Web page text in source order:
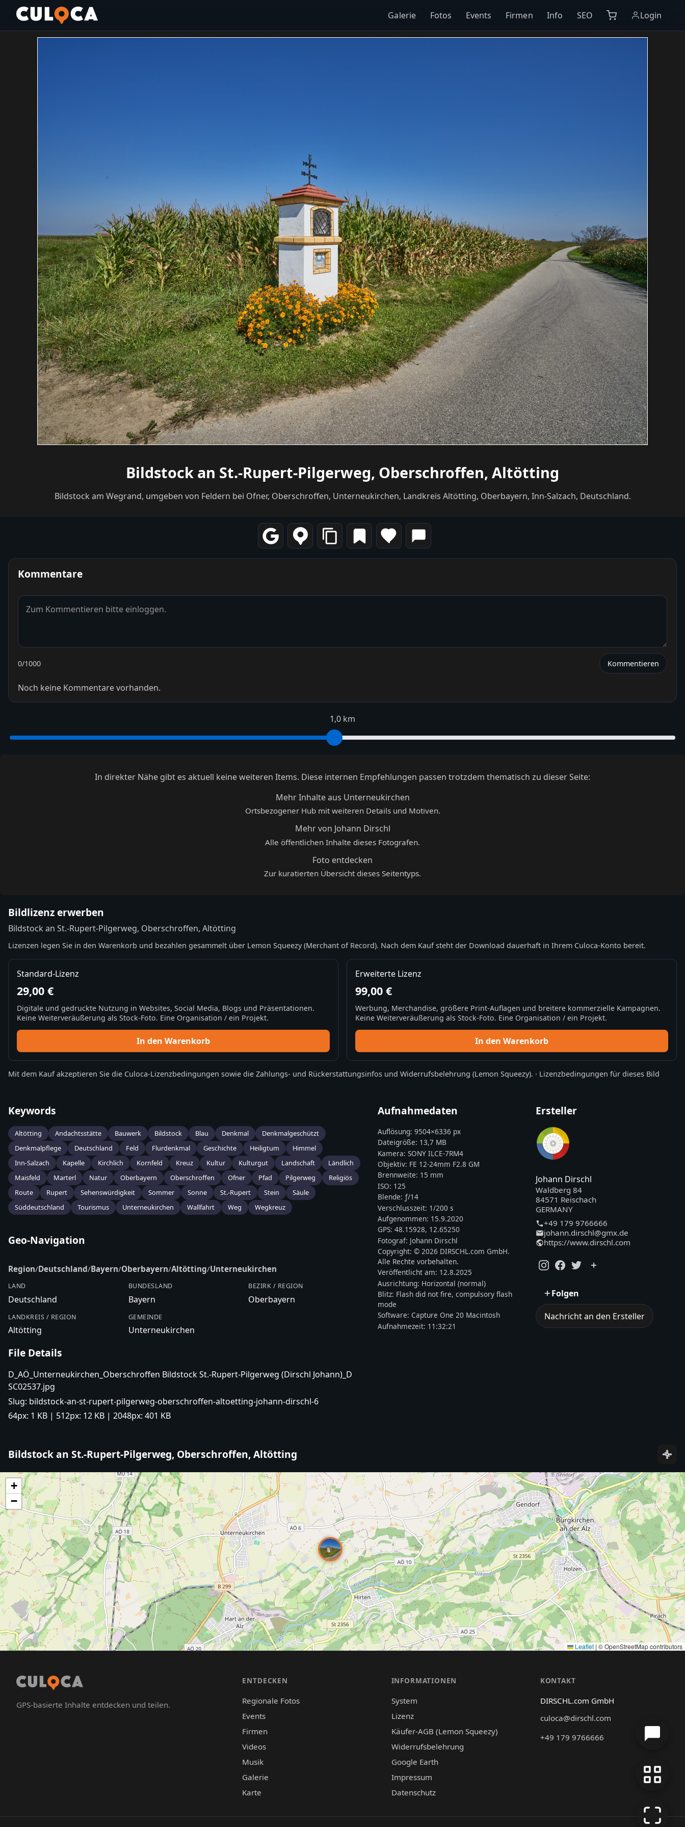
Galerie Fotos Events Firmen Info SEO Login
Bildstock an St.-Rupert-Pilgerweg, Oberschroffen, Altötting
Bildstock am Wegrand, umgeben von Feldern bei Ofner, Oberschroffen, Unterneukirchen, Landkreis Altötting, Oberbayern, Inn-Salzach, Deutschland.
Kommentare
0/1000 Kommentieren
Noch keine Kommentare vorhanden.
1,0 km
In direkter Nähe gibt es aktuell keine weiteren Items. Diese internen Empfehlungen passen trotzdem thematisch zu dieser Seite:
Mehr Inhalte aus Unterneukirchen
Ortsbezogener Hub mit weiteren Details und Motiven.
Mehr von Johann Dirschl
Alle öffentlichen Inhalte dieses Fotografen.
Foto entdecken
Zur kuratierten Übersicht dieses Seitentyps.
Bildlizenz erwerben
Bildstock an St.-Rupert-Pilgerweg, Oberschroffen, Altötting
Lizenzen legen Sie in den Warenkorb und bezahlen gesammelt über Lemon Squeezy (Merchant of Record). Nach dem Kauf steht der Download dauerhaft in Ihrem Culoca-Konto bereit.
Standard-Lizenz
29,00 €
Digitale und gedruckte Nutzung in Websites, Social Media, Blogs und Präsentationen.
Keine Weiterveräußerung als Stock-Foto. Eine Organisation / ein Projekt.
In den Warenkorb
Erweiterte Lizenz
99,00 €
Werbung, Merchandise, größere Print-Auflagen und breitere kommerzielle Kampagnen.
Keine Weiterveräußerung als Stock-Foto. Eine Organisation / ein Projekt.
In den Warenkorb
Mit dem Kauf akzeptieren Sie die Culoca-Lizenzbedingungen sowie die Zahlungs- und Rückerstattungsinfos und Widerrufsbelehrung (Lemon Squeezy). · Lizenzbedingungen für dieses Bild
Keywords
Altötting Andachtsstätte Bauwerk Bildstock Blau Denkmal
Denkmalgeschützt
Denkmalpflege
Deutschland Feld Flurdenkmal Geschichte Heiligtum
Himmel
Inn-Salzach
Kapelle Kirchlich Kornfeld Kreuz Kultur Kulturgut Landschaft
Ländlich
Maisfeld
Marterl Natur Oberbayern Oberschroffen Ofner Pfad Pilgerweg
Religiös
Route
Rupert Sehenswürdigkeit Sommer Sonne St.-Rupert Stein
Säule
Süddeutschland
Tourismus Unterneukirchen Wallfahrt Weg Wegkreuz
Geo-Navigation
Region/Deutschland/Bayern/Oberbayern/Altötting/Unterneukirchen
LAND
Deutschland
BUNDESLAND
Bayern
BEZIRK / REGION
Oberbayern
LANDKREIS / REGION
Altötting
GEMEINDE
Unterneukirchen
File Details
D_AÖ_Unterneukirchen_Oberschroffen Bildstock St.-Rupert-Pilgerweg (Dirschl Johann)_D
SC02537.jpg
Slug: bildstock-an-st-rupert-pilgerweg-oberschroffen-altoetting-johann-dirschl-6
64px: 1 KB | 512px: 12 KB | 2048px: 401 KB
Aufnahmedaten
Auflösung:9504×6336 px
Dateigröße: 13,7 MB
Kamera:SONY ILCE-7RM4
Objektiv: FE 12-24mm F2.8 GM
Brennweite: 15 mm
ISO: 125
Blende: ƒ/14
Verschlusszeit: 1/200 s
Aufgenommen: 15.9.2020
GPS:48.15928, 12.65250
Fotograf: Johann Dirschl
Copyright:© 2026 DIRSCHL.com GmbH.
Alle Rechte vorbehalten.
Veröffentlicht am: 12.8.2025
Ausrichtung: Horizontal (normal)
Blitz: Flash did not fire, compulsory flash
mode
Software:Capture One 20 Macintosh
Aufnahmezeit: 11:32:21
Ersteller
Johann Dirschl
Waldberg 84
84571 Reischach
GERMANY
+49 179 9766666
johann.dirschl@gmx.de
https://www.dirschl.com
Folgen
Nachricht an den Ersteller
Bildstock an St.-Rupert-Pilgerweg, Oberschroffen, Altötting
+
−
Leaflet | © OpenStreetMap contributors
GPS-basierte Inhalte entdecken und teilen.
ENTDECKEN
Regionale Fotos
Events
Firmen
Videos
Musik
Galerie
Karte
INFORMATIONEN
System
Lizenz
Käufer-AGB (Lemon Squeezy)
Widerrufsbelehrung
Google Earth
Impressum
Datenschutz
KONTAKT
DIRSCHL.com GmbH
culoca@dirschl.com
+49 179 9766666